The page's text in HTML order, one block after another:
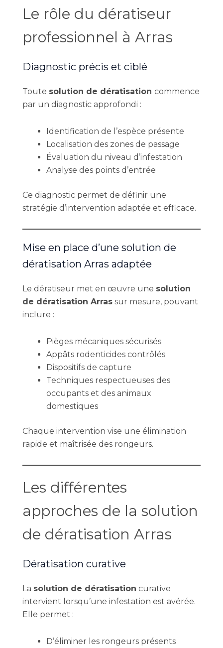
Le rôle du dératiseur
professionnel à Arras
Diagnostic précis et ciblé
Toute solution de dératisation commence
par un diagnostic approfondi :
Identification de l’espèce présente
Localisation des zones de passage
Évaluation du niveau d’infestation
Analyse des points d’entrée
Ce diagnostic permet de définir une
stratégie d’intervention adaptée et efficace.
Mise en place d’une solution de
dératisation Arras adaptée
Le dératiseur met en œuvre une solution
de dératisation Arras sur mesure, pouvant
inclure :
Pièges mécaniques sécurisés
Appâts rodenticides contrôlés
Dispositifs de capture
Techniques respectueuses des
occupants et des animaux
domestiques
Chaque intervention vise une élimination
rapide et maîtrisée des rongeurs.
Les différentes
approches de la solution
de dératisation Arras
Dératisation curative
La solution de dératisation curative
intervient lorsqu’une infestation est avérée.
Elle permet :
D’éliminer les rongeurs présents